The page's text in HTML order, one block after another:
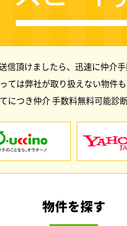
頂けましたら、迅速に仲介
は弊社が取り扱えない物件
つき仲介 手数料無料可能診
物件を探す